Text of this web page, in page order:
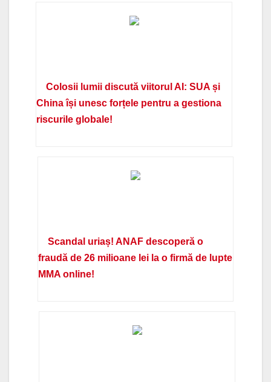
Colosii lumii discută viitorul AI: SUA și
China își unesc forțele pentru a gestiona
riscurile globale!
Scandal uriaș! ANAF descoperă o
fraudă de 26 milioane lei la o firmă de lupte
MMA online!